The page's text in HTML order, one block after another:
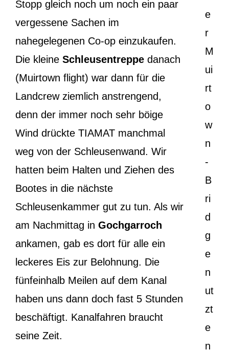
e
r
M
ui
rt
o
w
n
-
B
ri
d
g
e
n
ut
zt
e
n
Stopp gleich noch um noch ein paar
vergessene Sachen im
nahegelegenen Co-op einzukaufen.
Die kleine Schleusentreppedanach
(Muirtown flight) war dann für die
Landcrew ziemlich anstrengend,
denn der immer noch sehr böige
Wind drückte TIAMAT manchmal
weg von der Schleusenwand. Wir
hatten beim Halten und Ziehen des
Bootes in die nächste
Schleusenkammer gut zu tun. Als wir
am Nachmittag in Gochgarroch
ankamen, gab es dort für alle ein
leckeres Eis zur Belohnung. Die
fünfeinhalb Meilen auf dem Kanal
haben uns dann doch fast 5 Stunden
beschäftigt. Kanalfahren braucht
seine Zeit.